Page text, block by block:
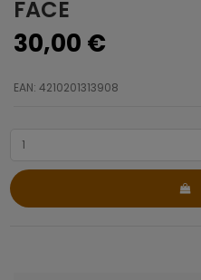
FACE
30,00 €
EAN: 4210201313908